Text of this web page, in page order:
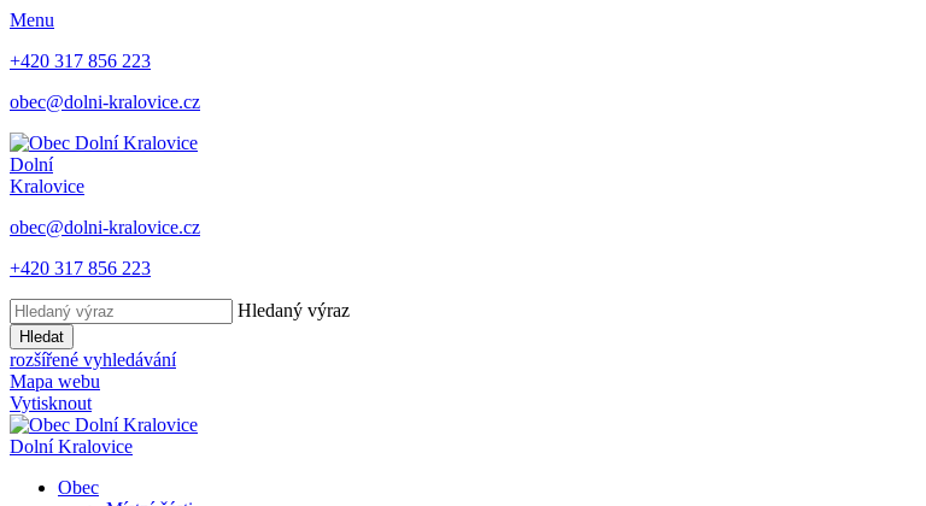
Menu
+420 317 856 223
obec@dolni-kralovice.cz
Dolní
Kralovice
obec@dolni-kralovice.cz
+420 317 856 223
Hledaný výraz
Hledat
rozšířené vyhledávání
Mapa webu
Vytisknout
Dolní Kralovice
Obec